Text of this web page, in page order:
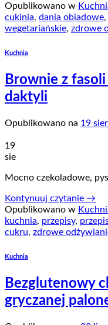
Opublikowano w
cukinia, dania obiadowe,
wegetariańskie, zdrowe
Kuchnia
Brownie z
daktyli
Opublikowano na 19
19
sie
Mocno czekoladowe,
Kontynuuj czytanie →
Opublikowano w
kuchnia, przepisy,
cukru, zdrowe
Kuchnia
Bezglutenowy
gryczanej